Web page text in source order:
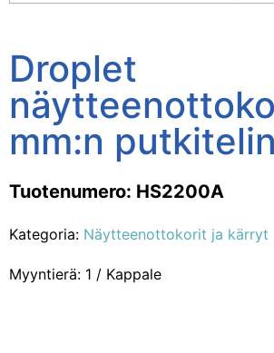
Droplet
mm:n
Tuotenumero: HS2200A
Kategoria: Näytteenottokorit ja kärryt
Myyntierä: 1 / Kappale